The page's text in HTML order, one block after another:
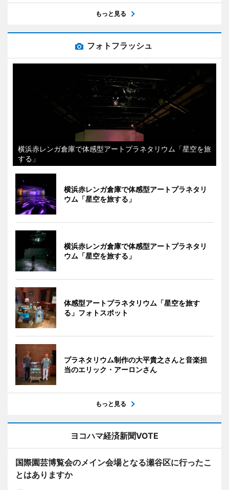
もっと見る
フォトフラッシュ
横浜赤レンガ倉庫で体感型アートプラネタリウム「星空を旅
する」
横浜赤レンガ倉庫で体感型アートプラネタリ
ウム「星空を旅する」
横浜赤レンガ倉庫で体感型アートプラネタリ
ウム「星空を旅する」
体感型アートプラネタリウム「星空を旅す
る」フォトスポット
プラネタリウム制作の大平貴之さんと音楽担
当のエリック・アーロンさん
もっと見る
ヨコハマ経済新聞VOTE
国際園芸博覧会のメイン会場となる瀬谷区に行ったこ
とはありますか